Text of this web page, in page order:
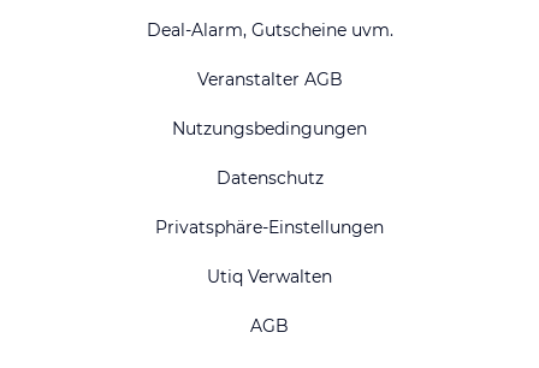
Deal-Alarm, Gutscheine uvm.
Veranstalter AGB
Nutzungsbedingungen
Datenschutz
Privatsphäre-Einstellungen
Utiq Verwalten
AGB